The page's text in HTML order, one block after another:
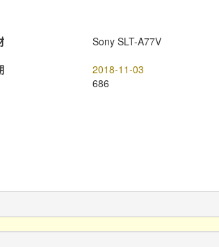
Sony SLT-A77V
2018-11-03
686